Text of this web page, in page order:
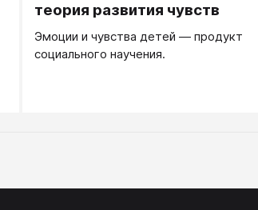
теория развития чувств
Эмоции и чувства детей — продукт
социального научения.